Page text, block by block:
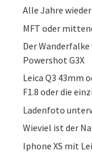
Alle Jahre
MFT oder
Der
Powershot G3X
Leica Q3 43mm
F1.8 oder die
Ladenfoto
Wieviel ist der
Iphone XS mit